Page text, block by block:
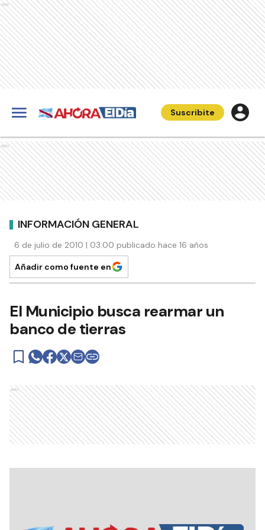
Ads
Suscribite
Ads
INFORMACIÓN GENERAL
6 de julio de 2010 | 03:00 publicado hace 16 años
Añadir como fuente en
El Municipio busca rearmar un
banco de tierras
Ads